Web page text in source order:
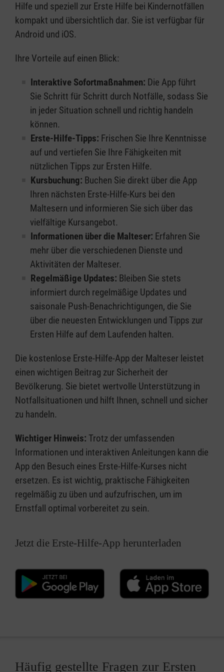
Hilfe und speziell zur Erste Hilfe bei Kindernotfällen
kompakt und übersichtlich dar. Sie ist verfügbar für
Android und iOS.
Ihre Vorteile auf einen Blick:
Interaktive Sofortmaßnahmen: Die App führt
Sie Schritt für Schritt durch Notfälle, sodass Sie
in jeder Situation schnell und richtig handeln
können.
Erste-Hilfe-Tipps: Frischen Sie Ihre Kenntnisse
auf und vertiefen Sie Ihre Fähigkeiten mit
nützlichen Tipps zur Ersten Hilfe.
Kursbuchung: Buchen Sie direkt über die App
Ihren nächsten Erste-Hilfe-Kurs bei den
Maltesern und informieren Sie sich über das
vielfältige Kursangebot.
Informationen über die Malteser: Erfahren Sie
mehr über die verschiedenen Dienste und
Aktivitäten der Malteser.
Regelmäßige Updates: Bleiben Sie stets
informiert durch regelmäßige Updates und
saisonale Push-Benachrichtigungen, die Sie
über die neuesten Entwicklungen und Tipps zur
Ersten Hilfe auf dem Laufenden halten.
Die kostenlose Erste-Hilfe-App der Malteser leistet
einen wichtigen Beitrag zur Sicherheit der
Bevölkerung. Sie bietet wertvolle Unterstützung in
Notfallsituationen und hilft Ihnen, schnell und sicher
zu handeln.
Wichtiger Hinweis: Trotz der umfassenden
Informationen und interaktiven Anleitungen kann die
App den Besuch eines Erste-Hilfe-Kurses nicht
ersetzen. Es ist wichtig, praktische Fähigkeiten
regelmäßig zu üben und aufzufrischen, um im
Ernstfall optimal vorbereitet zu sein.
Jetzt die Erste-Hilfe-App herunterladen
Häufig gestellte Fragen zur Ersten